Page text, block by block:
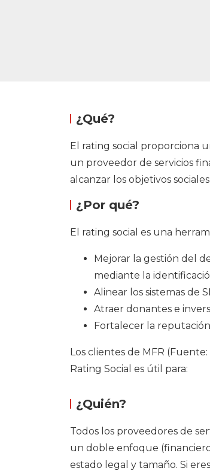
¿Qué?
El rating social proporciona
un proveedor de servicios
alcanzar los objetivos sociales.
¿Por qué?
El rating social es una
Mejorar la gestión del
mediante la
Alinear los sistemas de
Atraer donantes e
Fortalecer la
Los clientes de MFR
Rating Social es útil para:
¿Quién?
Todos los proveedores de
un doble enfoque
estado legal y tamaño. Si